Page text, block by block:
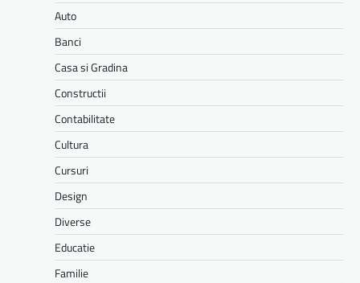
Auto
Banci
Casa si Gradina
Constructii
Contabilitate
Cultura
Cursuri
Design
Diverse
Educatie
Familie